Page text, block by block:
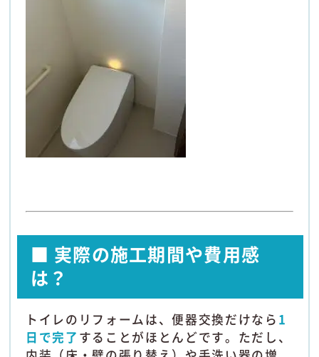
■ 実際の施工期間や費用感
は？
トイレのリフォームは、便器交換だけなら 1
日で完了 することがほとんどです。ただし、